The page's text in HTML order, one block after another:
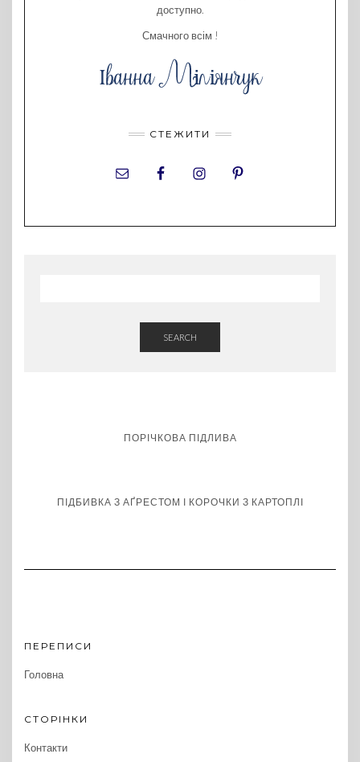
доступно.
Смачного всім !
СТЕЖИТИ
SEARCH
ПОРІЧКОВА ПІДЛИВА
ПІДБИВКА З АҐРЕСТОМ І КОРОЧКИ З КАРТОПЛІ
ПЕРЕПИСИ
Головна
СТОРІНКИ
Контакти